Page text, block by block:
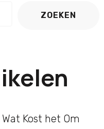
ZOEKEN
Kost het Om